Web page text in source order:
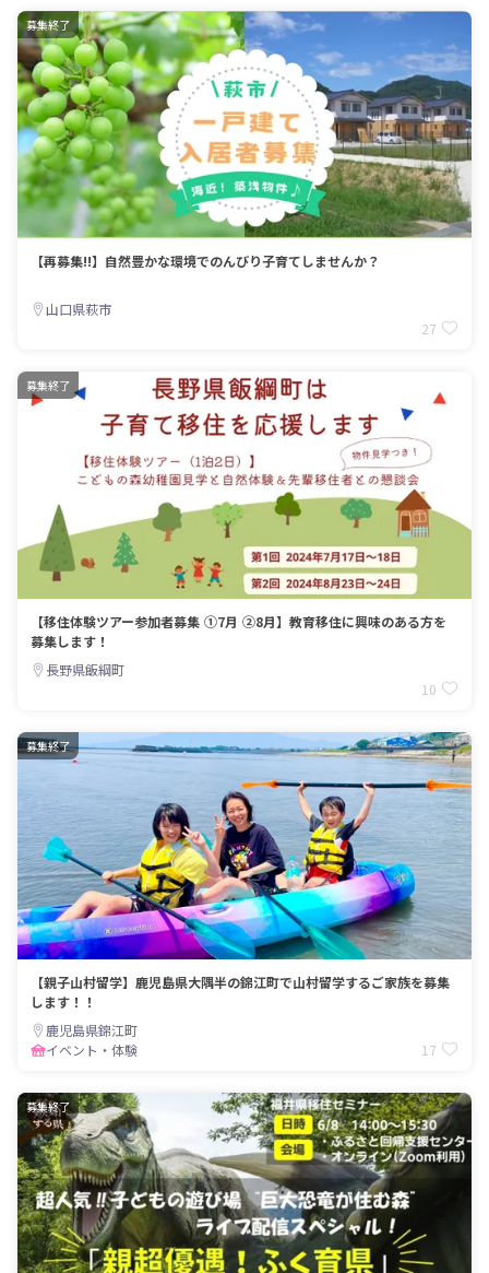
募集終了
【再募集!!】自然豊かな環境でのんびり子育てしませんか？
山口県萩市
27
募集終了
【移住体験ツアー参加者募集 ①7月 ②8月】教育移住に興味のある方を
募集します！
長野県飯綱町
10
募集終了
【親子山村留学】鹿児島県大隅半の錦江町で山村留学するご家族を募集
します！！
鹿児島県錦江町
イベント・体験
17
募集終了